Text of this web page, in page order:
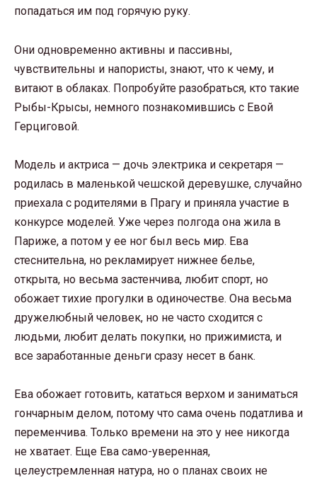
попадаться им под горячую руку.
Они одновременно активны и пассивны,
чувствительны и напористы, знают, что к чему, и
витают в облаках. Попробуйте разобраться, кто такие
Рыбы-Крысы, немного познакомившись с Евой
Герциговой.
Модель и актриса — дочь электрика и секретаря —
родилась в маленькой чешской деревушке, случайно
приехала с родителями в Прагу и приняла участие в
конкурсе моделей. Уже через полгода она жила в
Париже, а потом у ее ног был весь мир. Ева
стеснительна, но рекламирует нижнее белье,
открыта, но весьма застенчива, любит спорт, но
обожает тихие прогулки в одиночестве. Она весьма
дружелюбный человек, но не часто сходится с
людьми, любит делать покупки, но прижимиста, и
все заработанные деньги сразу несет в банк.
Ева обожает готовить, кататься верхом и заниматься
гончарным делом, потому что сама очень податлива и
переменчива. Только времени на это у нее никогда
не хватает. Еще Ева само-уверенная,
целеустремленная натура, но о планах своих не